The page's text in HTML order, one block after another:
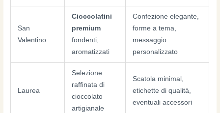
San
Valentino
Cioccolatini
premium
fondenti,
aromatizzati
Confezione elegante,
forme a tema,
messaggio
personalizzato
Laurea
Selezione
raffinata di
cioccolato
artigianale
Scatola minimal,
etichette di qualità,
eventuali accessori